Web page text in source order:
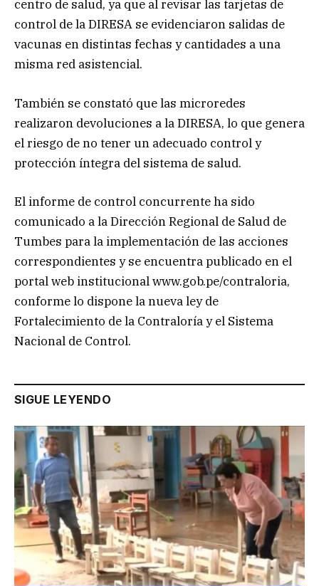
centro de salud, ya que al revisar las tarjetas de
control de la DIRESA se evidenciaron salidas de
vacunas en distintas fechas y cantidades a una
misma red asistencial.
También se constató que las microredes
realizaron devoluciones a la DIRESA, lo que genera
el riesgo de no tener un adecuado control y
protección íntegra del sistema de salud.
El informe de control concurrente ha sido
comunicado a la Dirección Regional de Salud de
Tumbes para la implementación de las acciones
correspondientes y se encuentra publicado en el
portal web institucional www.gob.pe/contraloria,
conforme lo dispone la nueva ley de
Fortalecimiento de la Contraloría y el Sistema
Nacional de Control.
SIGUE LEYENDO